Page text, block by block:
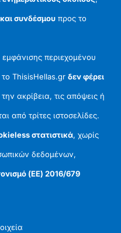
συνδέσμου προς το
περιεχομένου
το ThisisHellas.grδεν φέρει
ακρίβεια, τις απόψεις ή
από τρίτες ιστοσελίδες.
στατιστικά, χωρίς
δεδομένων,
(ΕΕ) 2016/679